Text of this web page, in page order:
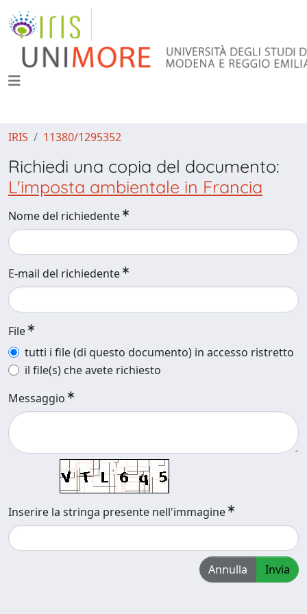
IRIS 11380/1295352
Richiedi una copia del documento:
L'imposta ambientale in Francia
Nome del richiedente
E-mail del richiedente
File
tutti i file (di questo documento) in accesso ristretto
il file(s) che avete richiesto
Messaggio
Inserire la stringa presente nell'immagine
Annulla Invia